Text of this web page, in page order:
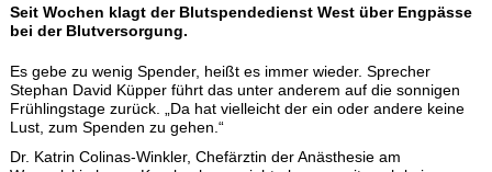
Seit Wochen klagt der Blutspendedienst West über Engpässe
bei der Blutversorgung.
Es gebe zu wenig Spender, heißt es immer wieder. Sprecher
Stephan David Küpper führt das unter anderem auf die sonnigen
Frühlingstage zurück. „Da hat vielleicht der ein oder andere keine
Lust, zum Spenden zu gehen.“
Dr. Katrin Colinas-Winkler, Chefärztin der Anästhesie am